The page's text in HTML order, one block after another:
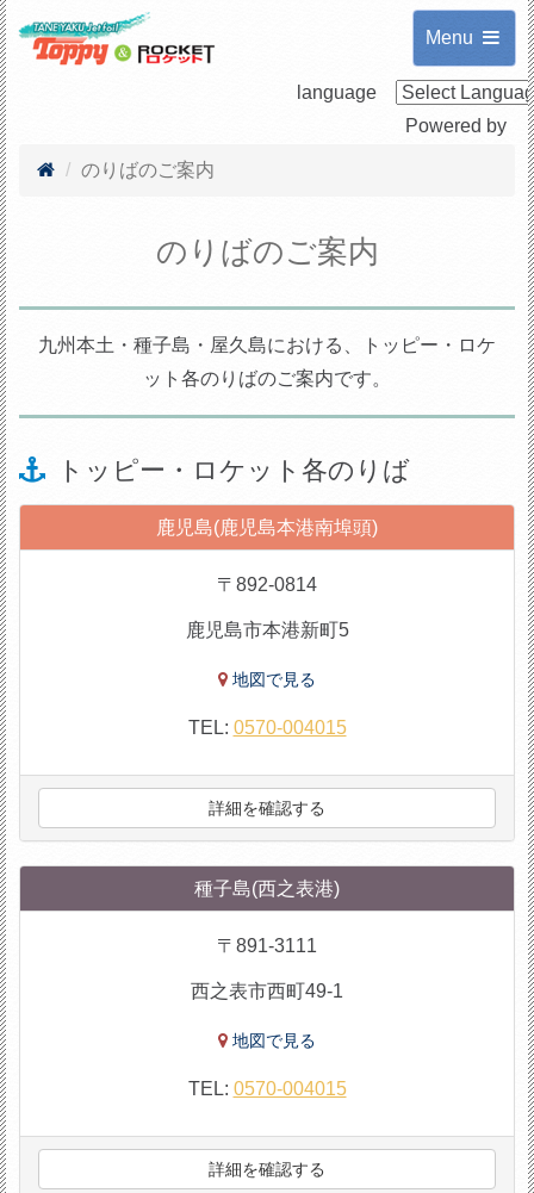
Menu
language
Powered by
のりばのご案内
のりばのご案内
九州本土・種子島・屋久島における、トッピー・ロケ
ット各のりばのご案内です。
トッピー・ロケット各のりば
鹿児島(鹿児島本港南埠頭)
〒892-0814
鹿児島市本港新町5
地図で見る
TEL: 0570-004015
詳細を確認する
種子島(西之表港)
〒891-3111
西之表市西町49-1
地図で見る
TEL: 0570-004015
詳細を確認する